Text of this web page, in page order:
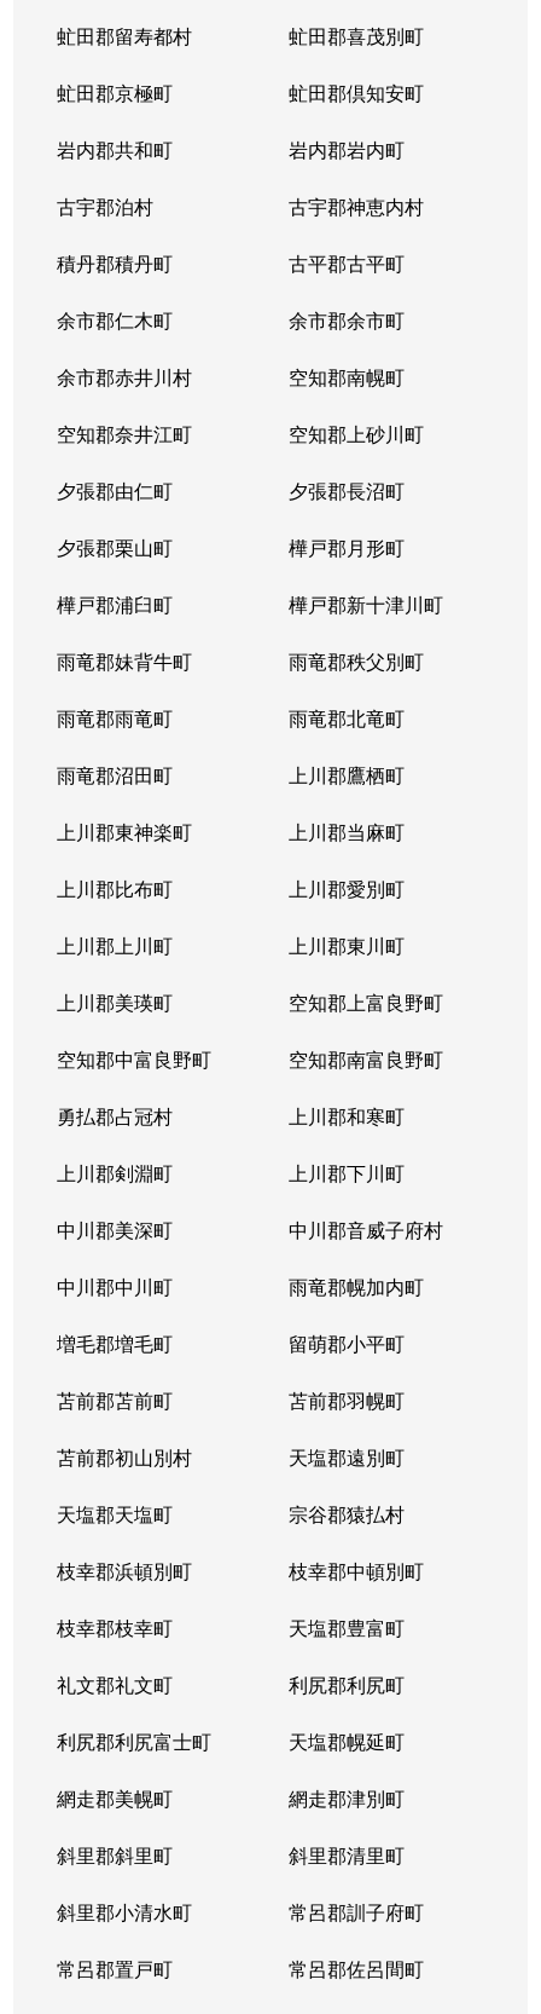
虻田郡留寿都村 虻田郡喜茂別町
虻田郡京極町 虻田郡倶知安町
岩内郡共和町 岩内郡岩内町
古宇郡泊村 古宇郡神恵内村
積丹郡積丹町 古平郡古平町
余市郡仁木町 余市郡余市町
余市郡赤井川村 空知郡南幌町
空知郡奈井江町 空知郡上砂川町
夕張郡由仁町 夕張郡長沼町
夕張郡栗山町 樺戸郡月形町
樺戸郡浦臼町 樺戸郡新十津川町
雨竜郡妹背牛町 雨竜郡秩父別町
雨竜郡雨竜町 雨竜郡北竜町
雨竜郡沼田町 上川郡鷹栖町
上川郡東神楽町 上川郡当麻町
上川郡比布町 上川郡愛別町
上川郡上川町 上川郡東川町
上川郡美瑛町 空知郡上富良野町
空知郡中富良野町 空知郡南富良野町
勇払郡占冠村 上川郡和寒町
上川郡剣淵町 上川郡下川町
中川郡美深町 中川郡音威子府村
中川郡中川町 雨竜郡幌加内町
増毛郡増毛町 留萌郡小平町
苫前郡苫前町 苫前郡羽幌町
苫前郡初山別村 天塩郡遠別町
天塩郡天塩町 宗谷郡猿払村
枝幸郡浜頓別町 枝幸郡中頓別町
枝幸郡枝幸町 天塩郡豊富町
礼文郡礼文町 利尻郡利尻町
利尻郡利尻富士町 天塩郡幌延町
網走郡美幌町 網走郡津別町
斜里郡斜里町 斜里郡清里町
斜里郡小清水町 常呂郡訓子府町
常呂郡置戸町 常呂郡佐呂間町